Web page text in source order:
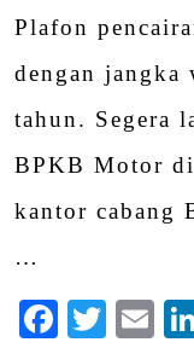
Plafon
dengan jangka
tahun. Segera
BPKB Motor
kantor cabang
…